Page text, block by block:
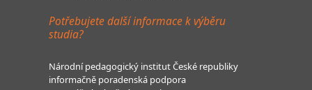
Potřebujete další informace k výběru
studia?
Národní pedagogický institut České republiky
informačně poradenská podpora